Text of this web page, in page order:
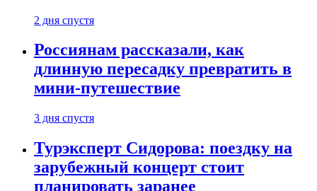
2 дня спустя
Россиянам рассказали, как
длинную пересадку превратить в
мини-путешествие
3 дня спустя
Турэксперт Сидорова: поездку на
зарубежный концерт стоит
планировать заранее